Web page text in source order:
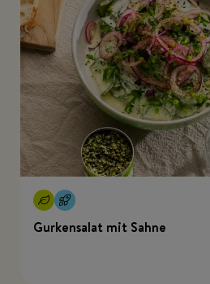
Gurkensalat mit Sahne